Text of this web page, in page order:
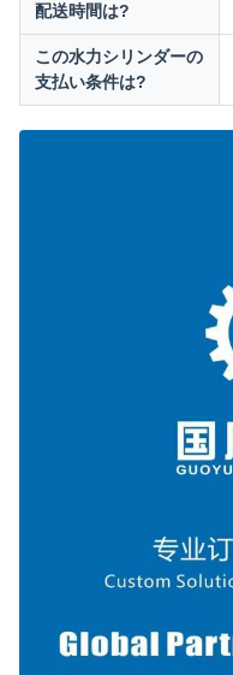
配送時間は?
この水力シリンダーの
支払い条件は?